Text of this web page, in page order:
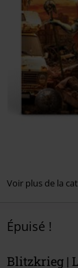
Voir plus de la
Épuisé !
Blitzkrieg |